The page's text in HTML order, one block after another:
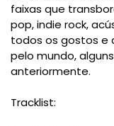
faixas que
pop, indie rock,
todos os gostos e
pelo mundo,
anteriormente.
Tracklist: